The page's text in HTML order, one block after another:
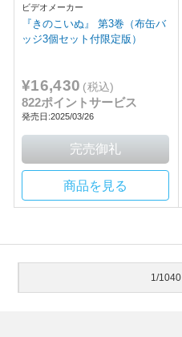
ビデオメーカー
『きのこいぬ』 第3巻（布缶バ
ッジ3個セット付限定版）
¥16,430 (税込)
822ポイントサービス
発売日:2025/03/26
商品を見る
1/1040